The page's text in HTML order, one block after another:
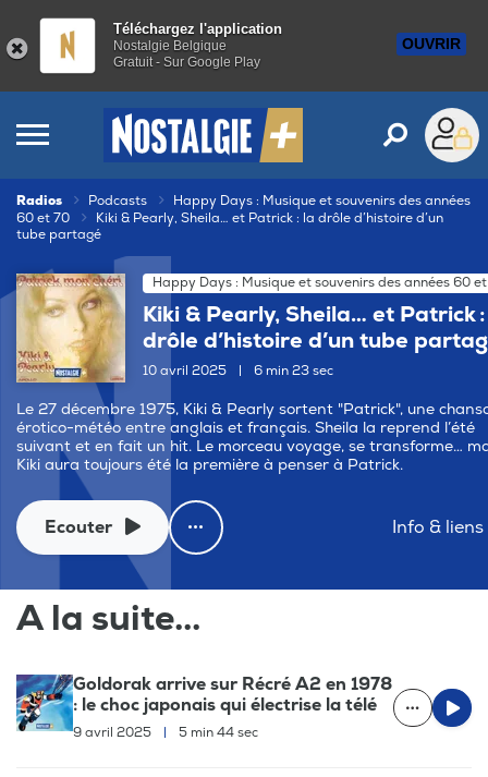
Téléchargez l'application
Nostalgie Belgique
Gratuit - Sur Google Play
OUVRIR
Radios Podcasts
Happy Days : Musique et souvenirs des années
60 et 70
Kiki & Pearly, Sheila… et Patrick : la drôle d’histoire d’un
tube partagé
Happy Days : Musique et souvenirs des années 60
Kiki & Pearly, Sheila… et Patrick
drôle d’histoire d’un tube
10 avril 2025 6 min 23 sec
Le 27 décembre 1975, Kiki & Pearly sortent "Patrick", une
érotico-météo entre anglais et français. Sheila la reprend l’été
suivant et en fait un hit. Le morceau voyage, se transforme…
Kiki aura toujours été la première à penser à Patrick.
Ecouter Info & liens
A la suite...
Goldorak arrive sur Récré A2 en 1978
: le choc japonais qui électrise la télé
9 avril 2025 | 5 min 44 sec